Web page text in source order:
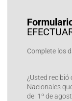
Complete los
¿Usted recibió
Nacionales
del 1º de